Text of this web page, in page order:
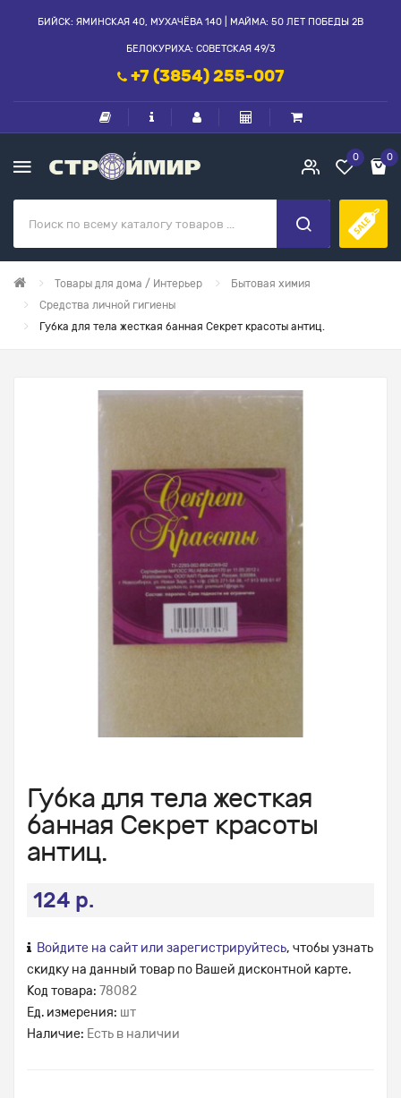
БИЙСК: ЯМИНСКАЯ 40, МУХАЧЁВА 140 | МАЙМА: 50 ЛЕТ ПОБЕДЫ 2В
БЕЛОКУРИХА: СОВЕТСКАЯ 49/3
+7 (3854) 255-007
0 0
Товары для дома / Интерьер
Бытовая химия
Средства личной гигиены
Губка для тела жесткая банная Секрет красоты антиц.
Губка для тела жесткая
банная Секрет красоты
антиц.
124 р.
Войдите на сайт или зарегистрируйтесь, чтобы узнать
скидку на данный товар по Вашей дисконтной карте.
Код товара: 78082
Ед. измерения: шт
Наличие: Есть в наличии